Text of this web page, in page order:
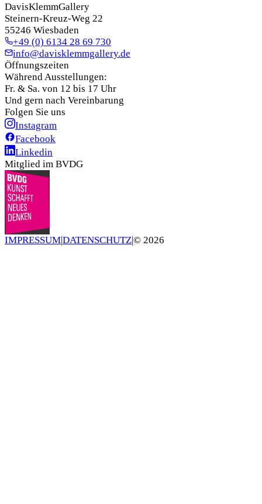
DavisKlemmGallery
Steinern-Kreuz-Weg 22
55246 Wiesbaden
+49 (0) 6134 28 69 730
info@davisklemmgallery.de
Öffnungszeiten
Während Ausstellungen:
Fr. & Sa. von 12 bis 17 Uhr
Und gern nach Vereinbarung
Folgen Sie uns
Instagram
Facebook
Linkedin
Mitglied im BVDG
IMPRESSUM|DATENSCHUTZ|© 2026